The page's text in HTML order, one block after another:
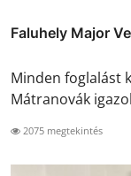
Faluhely Major
Minden foglalást
Mátranovák
2075 megtekintés